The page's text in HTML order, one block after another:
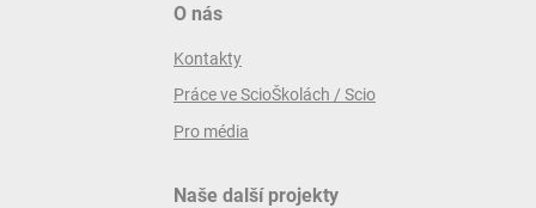
O nás
Kontakty
Práce ve ScioŠkolách / Scio
Pro média
Naše další projekty